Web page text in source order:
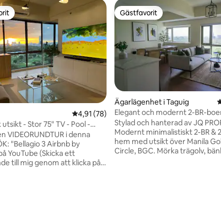
betyg, 6 omdömen
4,91 av 5 i genomsnittligt betyg, 78
4,91 (78)
utsikt - Stor 75" TV - Pool -
WiFi
VIDEORUNDTUR i denna
"Bellagio 3 Airbnb by
YouTube (Skicka ett
till mig genom att klicka på
Gästfavorit
Gästfavorit
Ägarlägenhet i Taguig
Elegant och modernt 2-BR-
Skyline View
Stylad och hanterad av JQ
Modernt minimalistiskt 2-BR &
hem med utsikt över Manila
Circle, BGC. Mörka trägolv,